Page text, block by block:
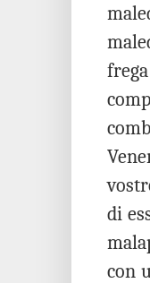
di
con